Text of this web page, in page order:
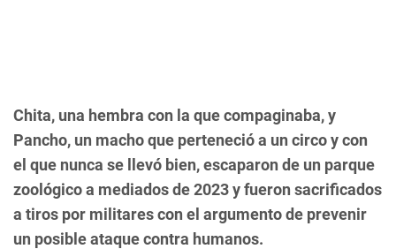
Chita, una hembra con la que compaginaba, y
Pancho, un macho que perteneció a un circo y con
el que nunca se llevó bien, escaparon de un parque
zoológico a mediados de 2023 y fueron sacrificados
a tiros por militares con el argumento de prevenir
un posible ataque contra humanos.